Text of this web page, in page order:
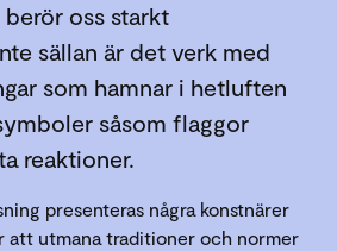
oss starkt
sällan är det verk med
som hamnar i hetluften
såsom flaggor
reaktioner.
presenteras några konstnärer
att utmana traditioner och normer